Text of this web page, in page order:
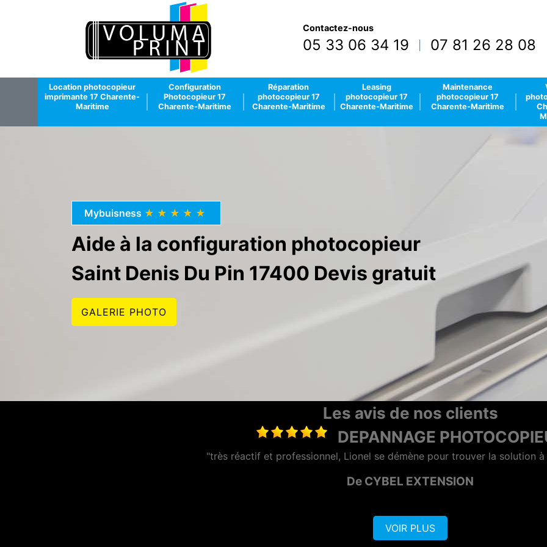
Contactez-nous
05 33 06 34 19 07 81 26 28 08
Location photocopieur
imprimante 17 Charente-
Maritime
Configuration
Photocopieur 17
Charente-Maritime
Réparation
photocopieur 17
Charente-Maritime
Leasing
photocopieur 17
Charente-Maritime
Maintenance
photocopieur 17
Charente-Maritime
Mybuisness ★★★★★
Aide à la configuration photocopieur
Saint Denis Du Pin 17400 Devis gratuit
GALERIE PHOTO
Les avis de nos clients
LOCATION PHOTOCOPIEUR LA
"Entreprise très sérieuse et surtout rapide et efficace"
De VISIO CONTROL OUEST
VOIR PLUS